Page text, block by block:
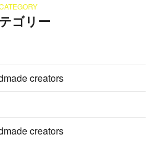
ゴリー
creators
creators